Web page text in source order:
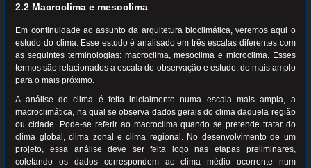
2.2 Macroclima e mesoclima
Em continuidade ao assunto da arquitetura bioclimática, veremos aqui o
estudo do clima. Esse estudo é analisado em três escalas diferentes com
as seguintes terminologias: macroclima, mesoclima e microclima. Esses
termos são relacionados a escala de observação e estudo, do mais amplo
para o mais próximo.
A análise do clima é feita inicialmente numa escala mais ampla, a
macroclimática, na qual se observa dados gerais do clima daquela região
ou cidade. Pode-se referir ao macroclima quando se pretende tratar do
clima global, clima zonal e clima regional. No desenvolvimento de um
projeto, essa análise deve ser feita logo nas etapas preliminares,
coletando os dados correspondem ao clima médio ocorrente num